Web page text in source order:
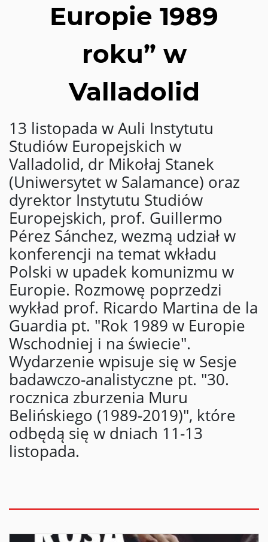
Europie 1989
roku” w
Valladolid
13 listopada w Auli Instytutu
Studiów Europejskich w
Valladolid, dr Mikołaj Stanek
(Uniwersytet w Salamance) oraz
dyrektor Instytutu Studiów
Europejskich, prof. Guillermo
Pérez Sánchez, wezmą udział w
konferencji na temat wkładu
Polski w upadek komunizmu w
Europie. Rozmowę poprzedzi
wykład prof. Ricardo Martina de la
Guardia pt. "Rok 1989 w Europie
Wschodniej i na świecie".
Wydarzenie wpisuje się w Sesje
badawczo-analistyczne pt. "30.
rocznica zburzenia Muru
Belińskiego (1989-2019)", które
odbędą się w dniach 11-13
listopada.